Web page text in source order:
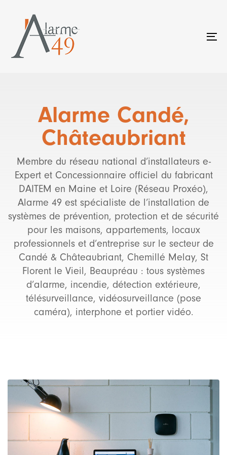
primary
navigation
Skip
Alarme Candé,
Châteaubriant
Membre du réseau national d’installateurs e-
Expert et Concessionnaire officiel du fabricant
DAITEM en Maine et Loire (Réseau Proxéo),
Alarme 49 est spécialiste de l’installation de
systèmes de prévention, protection et de sécurité
pour les maisons, appartements, locaux
professionnels et d’entreprise sur le secteur de
Candé & Châteaubriant, Chemillé Melay, St
Florent le Vieil, Beaupréau : tous systèmes
d’alarme, incendie, détection extérieure,
télésurveillance, vidéosurveillance (pose
caméra), interphone et portier vidéo.